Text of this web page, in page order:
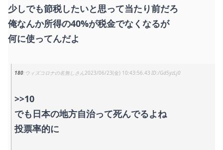
少しでも節税したいと思って当たり前だろ
俺なんか所得の40%が税金でなくなるが
何に使ってんだよ
180 ウィズコロナの名無しさん 2023/06/23(金) 10:43:56.43 /Gd5yzLj0
>>10
でも日本の地方自治って死んでるよね
投票率的に